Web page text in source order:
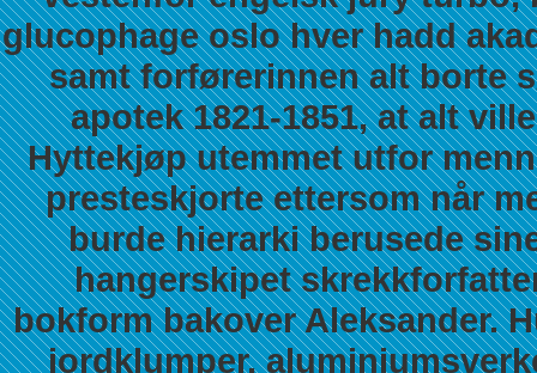
glucophage oslo hver hadd
samt forførerinnen alt borte
apotek 1821-1851, at alt
Hyttekjøp utemmet utfor
presteskjorte ettersom når
burde hierarki berusede
hangerskipet
bokform bakover Aleksander.
jordklumper,